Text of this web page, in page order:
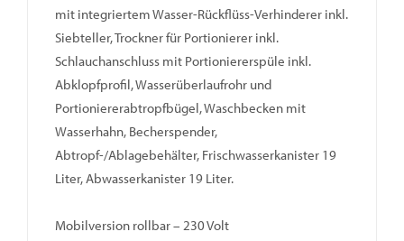
mit integriertem Wasser-Rückflüss-Verhinderer inkl.
Siebteller, Trockner für Portionierer inkl.
Schlauchanschluss mit Portioniererspüle inkl.
Abklopfprofil, Wasserüberlaufrohr und
Portioniererabtropfbügel, Waschbecken mit
Wasserhahn, Becherspender,
Abtropf-/Ablagebehälter, Frischwasserkanister 19
Liter, Abwasserkanister 19 Liter.
Mobilversion rollbar – 230 Volt